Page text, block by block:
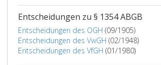
Entscheidungen zu § 1354 ABGB
Entscheidungen des OGH (09/1905)
Entscheidungen des VwGH (02/1948)
Entscheidungen des VfGH (01/1980)